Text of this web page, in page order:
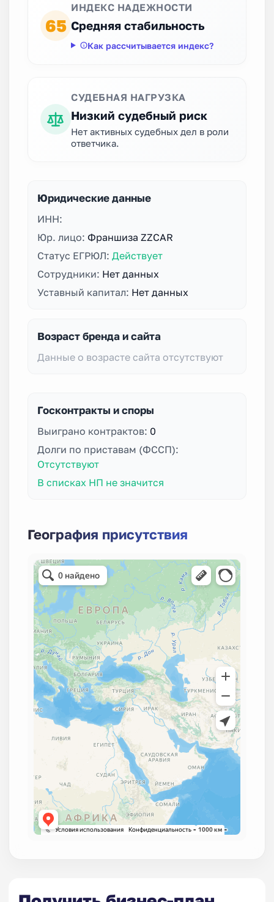
65
ИНДЕКС НАДЕЖНОСТИ
Средняя стабильность
Как рассчитывается индекс?
СУДЕБНАЯ НАГРУЗКА
Низкий судебный риск
Нет активных судебных дел в роли
ответчика.
Юридические данные
ИНН:
Юр. лицо: Франшиза ZZCAR
Статус ЕГРЮЛ: Действует
Сотрудники: Нет данных
Уставный капитал: Нет данных
Возраст бренда и сайта
Данные о возрасте сайта отсутствуют
Госконтракты и споры
Выиграно контрактов: 0
Долги по приставам (ФССП):
Отсутствуют
В списках НП не значится
География присутствия